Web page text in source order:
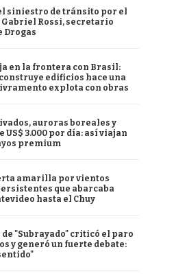
siniestro de tránsito por el
Gabriel Rossi, secretario
Drogas
en la frontera con Brasil:
edificios hace una
explota con obras
auroras boreales y
US$ 3.000 por día: así viajan
premium
amarilla por vientos
que abarcaba
hasta el Chuy
de "Subrayado" criticó el paro
y generó un fuerte debate: